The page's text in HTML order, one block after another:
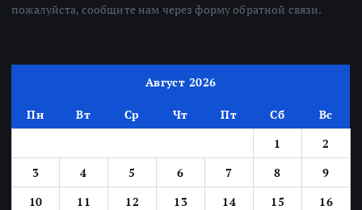
пожалуйста, сообщите нам через форму обратной связи.
Август 2026
Пн Вт Ср Чт Пт Сб
Вс
1
2
3
4 5 6 7 8
9
10
11 12 13 14 15
16